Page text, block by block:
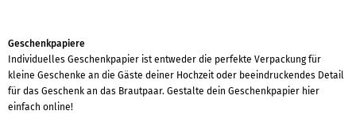
Geschenkpapiere
Individuelles Geschenkpapier ist entweder die perfekte Verpackung für
kleine Geschenke an die Gäste deiner Hochzeit oder beeindruckendes Detail
für das Geschenk an das Brautpaar. Gestalte dein Geschenkpapier hier
einfach online!